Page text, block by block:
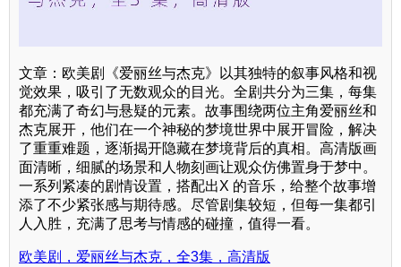
文章：欧美剧《爱丽丝与杰克》以其独特的叙事风格和视
觉效果，吸引了无数观众的目光。全剧共分为三集，每集
都充满了奇幻与悬疑的元素。故事围绕两位主角爱丽丝和
杰克展开，他们在一个神秘的梦境世界中展开冒险，解决
了重重难题，逐渐揭开隐藏在梦境背后的真相。高清版画
面清晰，细腻的场景和人物刻画让观众仿佛置身于梦中。
一系列紧凑的剧情设置，搭配出X 的音乐，给整个故事增
添了不少紧张感与期待感。尽管剧集较短，但每一集都引
人入胜，充满了思考与情感的碰撞，值得一看。
欧美剧，爱丽丝与杰克，全3集，高清版